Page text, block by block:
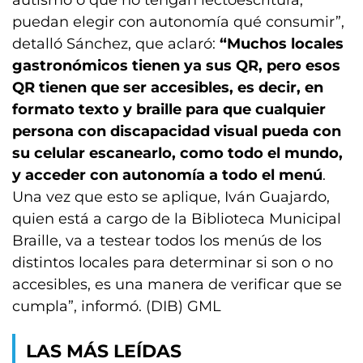
puedan elegir con autonomía qué consumir”,
detalló Sánchez, que aclaró: “Muchos locales
gastronómicos tienen ya sus QR, pero esos
QR tienen que ser accesibles, es decir, en
formato texto y braille para que cualquier
persona con discapacidad visual pueda con
su celular escanearlo, como todo el mundo,
y acceder con autonomía a todo el menú.
Una vez que esto se aplique, Iván Guajardo,
quien está a cargo de la Biblioteca Municipal
Braille, va a testear todos los menús de los
distintos locales para determinar si son o no
accesibles, es una manera de verificar que se
cumpla”, informó. (DIB) GML
LAS MÁS LEÍDAS